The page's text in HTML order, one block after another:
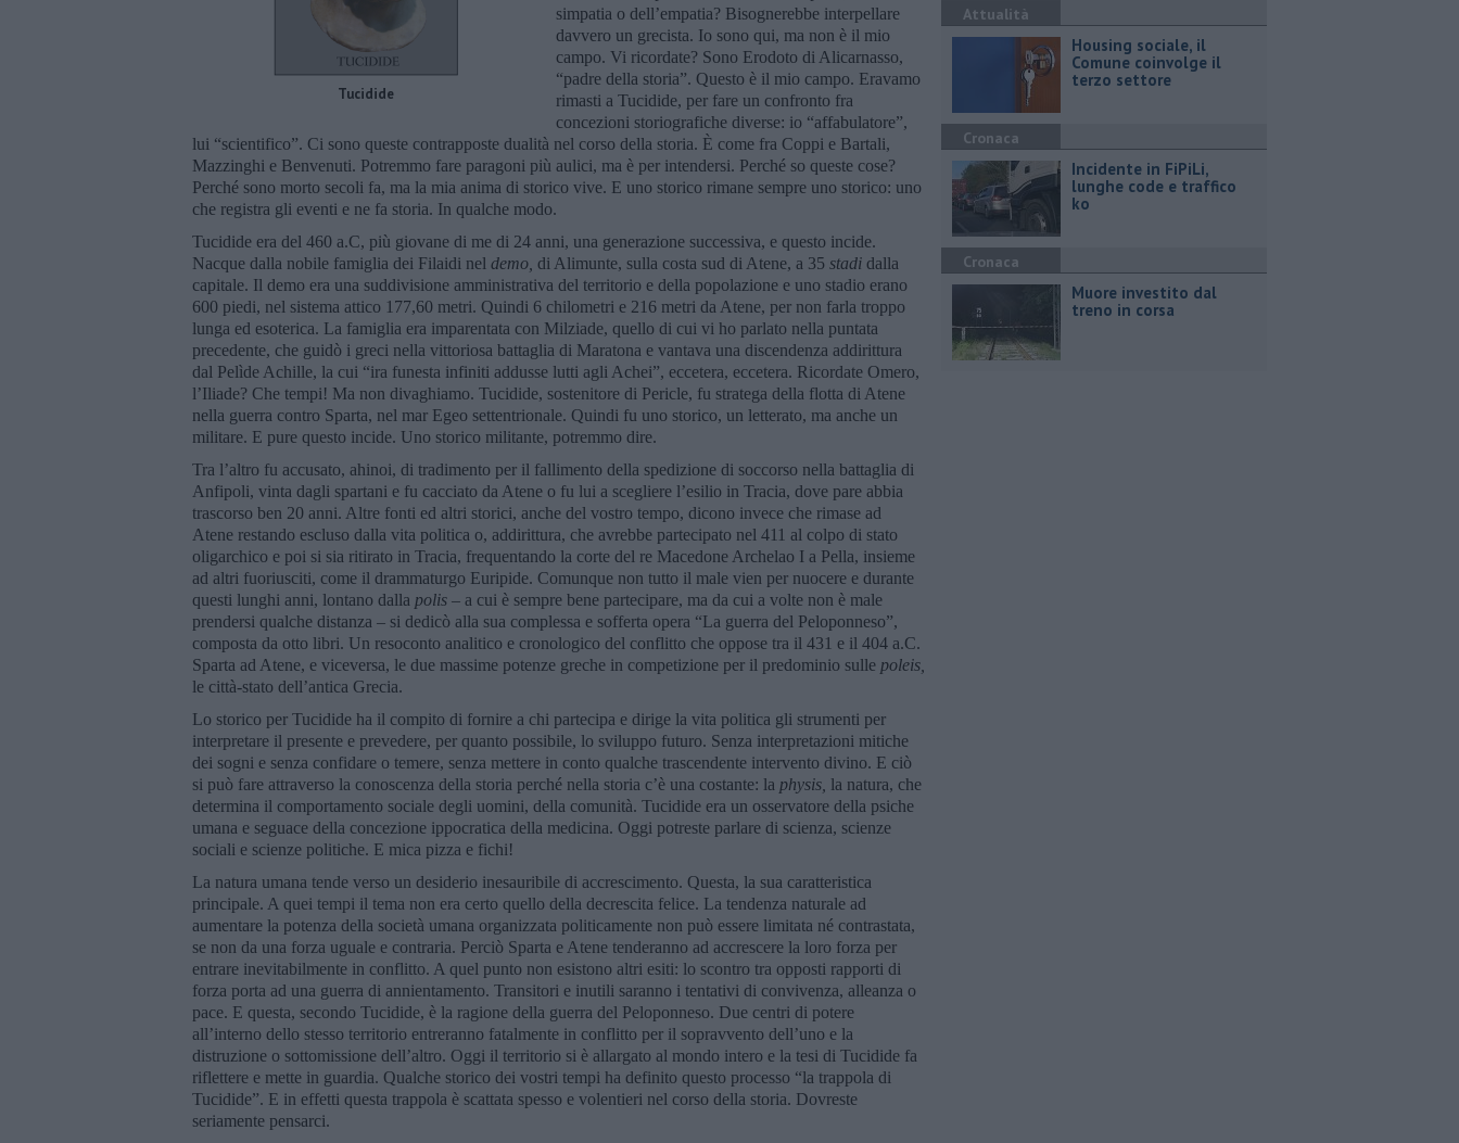
Tucidide
simpatia o dell’empatia? Bisognerebbe interpellare
davvero un grecista. Io sono qui, ma non è il mio
campo. Vi ricordate? Sono Erodoto di Alicarnasso,
“padre della storia”. Questo è il mio campo. Eravamo
rimasti a Tucidide, per fare un confronto fra
concezioni storiografiche diverse: io “affabulatore”,
lui “scientifico”. Ci sono queste contrapposte dualità nel corso della storia. È come fra Coppi e Bartali,
Mazzinghi e Benvenuti. Potremmo fare paragoni più aulici, ma è per intendersi. Perché so queste cose?
Perché sono morto secoli fa, ma la mia anima di storico vive. E uno storico rimane sempre uno storico: uno
che registra gli eventi e ne fa storia. In qualche modo.
Tucidide era del 460 a.C, più giovane di me di 24 anni, una generazione successiva, e questo incide.
Nacque dalla nobile famiglia dei Filaidi nel demo, di Alimunte, sulla costa sud di Atene, a 35 stadi dalla
capitale. Il demo era una suddivisione amministrativa del territorio e della popolazione e uno stadio erano
600 piedi, nel sistema attico 177,60 metri. Quindi 6 chilometri e 216 metri da Atene, per non farla troppo
lunga ed esoterica. La famiglia era imparentata con Milziade, quello di cui vi ho parlato nella puntata
precedente, che guidò i greci nella vittoriosa battaglia di Maratona e vantava una discendenza addirittura
dal Pelìde Achille, la cui “ira funesta infiniti addusse lutti agli Achei”, eccetera, eccetera. Ricordate Omero,
l’Iliade? Che tempi! Ma non divaghiamo. Tucidide, sostenitore di Pericle, fu stratega della flotta di Atene
nella guerra contro Sparta, nel mar Egeo settentrionale. Quindi fu uno storico, un letterato, ma anche un
militare. E pure questo incide. Uno storico militante, potremmo dire.
Tra l’altro fu accusato, ahinoi, di tradimento per il fallimento della spedizione di soccorso nella battaglia di
Anfipoli, vinta dagli spartani e fu cacciato da Atene o fu lui a scegliere l’esilio in Tracia, dove pare abbia
trascorso ben 20 anni. Altre fonti ed altri storici, anche del vostro tempo, dicono invece che rimase ad
Atene restando escluso dalla vita politica o, addirittura, che avrebbe partecipato nel 411 al colpo di stato
oligarchico e poi si sia ritirato in Tracia, frequentando la corte del re Macedone Archelao I a Pella, insieme
ad altri fuoriusciti, come il drammaturgo Euripide. Comunque non tutto il male vien per nuocere e durante
questi lunghi anni, lontano dalla polis – a cui è sempre bene partecipare, ma da cui a volte non è male
prendersi qualche distanza – si dedicò alla sua complessa e sofferta opera “La guerra del Peloponneso”,
composta da otto libri. Un resoconto analitico e cronologico del conflitto che oppose tra il 431 e il 404 a.C.
Sparta ad Atene, e viceversa, le due massime potenze greche in competizione per il predominio sulle poleis,
le città-stato dell’antica Grecia.
Lo storico per Tucidide ha il compito di fornire a chi partecipa e dirige la vita politica gli strumenti per
interpretare il presente e prevedere, per quanto possibile, lo sviluppo futuro. Senza interpretazioni mitiche
dei sogni e senza confidare o temere, senza mettere in conto qualche trascendente intervento divino. E ciò
si può fare attraverso la conoscenza della storia perché nella storia c’è una costante: la physis, la natura, che
determina il comportamento sociale degli uomini, della comunità. Tucidide era un osservatore della psiche
umana e seguace della concezione ippocratica della medicina. Oggi potreste parlare di scienza, scienze
sociali e scienze politiche. E mica pizza e fichi!
La natura umana tende verso un desiderio inesauribile di accrescimento. Questa, la sua caratteristica
principale. A quei tempi il tema non era certo quello della decrescita felice. La tendenza naturale ad
aumentare la potenza della società umana organizzata politicamente non può essere limitata né contrastata,
se non da una forza uguale e contraria. Perciò Sparta e Atene tenderanno ad accrescere la loro forza per
entrare inevitabilmente in conflitto. A quel punto non esistono altri esiti: lo scontro tra opposti rapporti di
forza porta ad una guerra di annientamento. Transitori e inutili saranno i tentativi di convivenza, alleanza o
pace. E questa, secondo Tucidide, è la ragione della guerra del Peloponneso. Due centri di potere
all’interno dello stesso territorio entreranno fatalmente in conflitto per il sopravvento dell’uno e la
distruzione o sottomissione dell’altro. Oggi il territorio si è allargato al mondo intero e la tesi di Tucidide fa
riflettere e mette in guardia. Qualche storico dei vostri tempi ha definito questo processo “la trappola di
Tucidide”. E in effetti questa trappola è scattata spesso e volentieri nel corso della storia. Dovreste
seriamente pensarci.
Attualità
​Housing sociale, il
Comune coinvolge il
terzo settore
Cronaca
Incidente in FiPiLi,
lunghe code e traffico
ko
Cronaca
Muore investito dal
treno in corsa